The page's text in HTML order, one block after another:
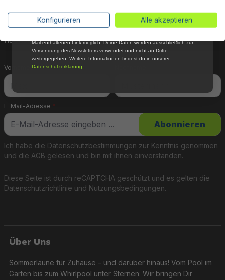
zu unserem Newsletter erhältst Du sofort einen 5%-
Gutschein auf nicht reduzierte Ware für Deinen
nächsten Einkauf.
E-Mail-Adresse *
Vorname
Diese Seite ist durch reCAPTCHA geschützt und es gelten die
Datenschutzrichtlinie und Nutzungsbedingungen.
Ich habe die Datenschutzbestimmungen zur Kenntnis genommen
und die AGB gelesen und bin mit ihnen einverstanden.
Abonnieren
Über Uns
Sommerlaune für Zuhause – und darüber hinaus! Vom Pool im
Garten bis zum Whirlpool unter Sternen: Wir bringen Dir
Konfigurieren Alle akzeptieren
*Mit der Anmeldung zum Newsletter stimmst du zu, regelmäßig per E-
Mail über aktuelle Angebote, Aktionen und Produktneuheiten
Mail enthaltenen Link möglich. Deine Daten werden ausschließlich zur
Versendung des Newsletters verwendet und nicht an Dritte
weitergegeben. Weitere Informationen findest du in unserer
Datenschutzerklärung